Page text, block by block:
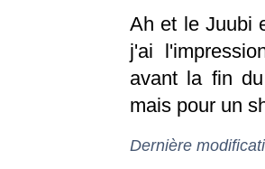
Ah et le Juubi
j'ai
avant la fin
mais pour un
Dernière